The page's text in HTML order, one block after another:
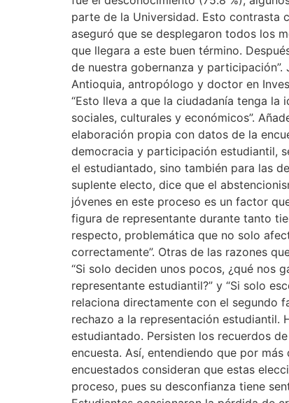
parte de la Universidad. Esto contrasta
aseguró que se desplegaron todos los
que llegara a este buen término.
de nuestra gobernanza y
Antioquia, antropólogo y doctor en
“Esto lleva a que la ciudadanía tenga
sociales, culturales y económicos”.
elaboración propia con datos de la
democracia y participación estudiantil,
el estudiantado, sino también para las
suplente electo, dice que el
jóvenes en este proceso es un factor
figura de representante durante tanto
respecto, problemática que no solo
correctamente”. Otras de las razones
“Si solo deciden unos pocos, ¿qué nos
representante estudiantil?” y “Si solo
relaciona directamente con el segundo
rechazo a la representación estudiantil.
estudiantado. Persisten los recuerdos
encuesta. Así, entendiendo que por
encuestados consideran que estas
proceso, pues su desconfianza tiene